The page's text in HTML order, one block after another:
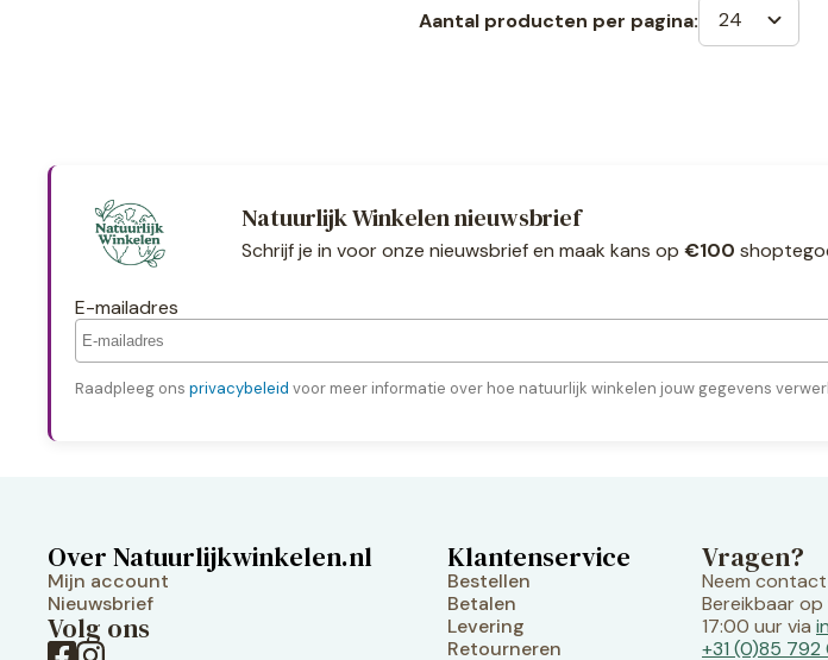
Aantal producten per pagina: 24
Natuurlijk Winkelen nieuwsbrief
Schrijf je in voor onze nieuwsbrief en maak kans op €100
E-mailadres
Raadpleeg ons privacybeleid voor meer informatie over hoe natuurlijk winkelen jouw gegevens
Over Natuurlijkwinkelen.nl
Mijn account
Nieuwsbrief
Volg ons
Klantenservice
Bestellen
Betalen
Levering
Retourneren
Vragen?
Neem
Bereikbaar
17:00 uur via
+31 (0)85 792